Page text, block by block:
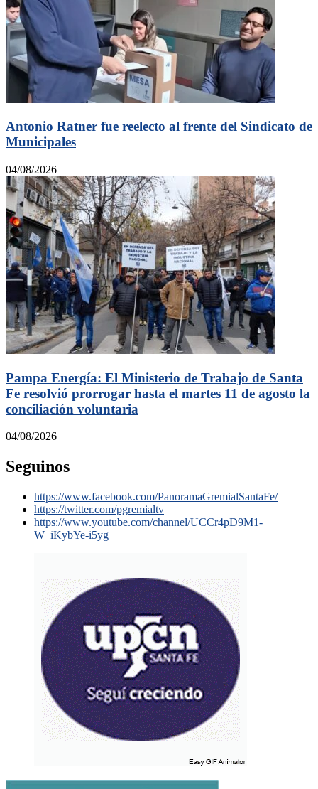
Antonio Ratner fue reelecto al frente del Sindicato de
Municipales
04/08/2026
Pampa Energía: El Ministerio de Trabajo de Santa
Fe resolvió prorrogar hasta el martes 11 de agosto la
conciliación voluntaria
04/08/2026
Seguinos
https://www.facebook.com/PanoramaGremialSantaFe/
https://twitter.com/pgremialtv
https://www.youtube.com/channel/UCCr4pD9M1-
W_iKybYe-i5yg